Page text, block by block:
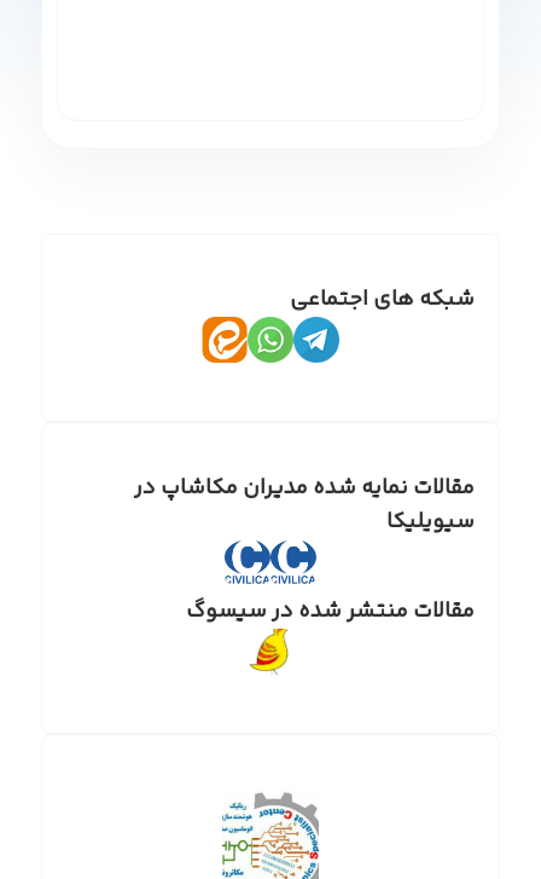
شبکه های اجتماعی
مقالات نمایه شده مدیران مکاشاپ در
سیویلیکا
مقالات منتشر شده در سیسوگ